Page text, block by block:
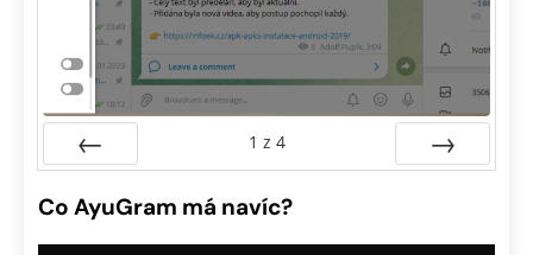
1 z 4
Co AyuGram má navíc?